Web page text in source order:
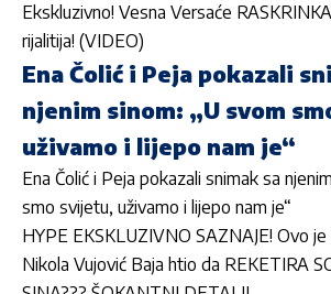
Ekskluzivno! Vesna Versaće
rijalitija! (VIDEO)
Ena Čolić i Peja pokazali
njenim sinom: „U svom
uživamo i lijepo nam je“
Ena Čolić i Peja pokazali snimak sa
smo svijetu, uživamo i lijepo nam je“
HYPE EKSKLUZIVNO SAZNAJE! Ovo
Nikola Vujović Baja htio da REKETIRA